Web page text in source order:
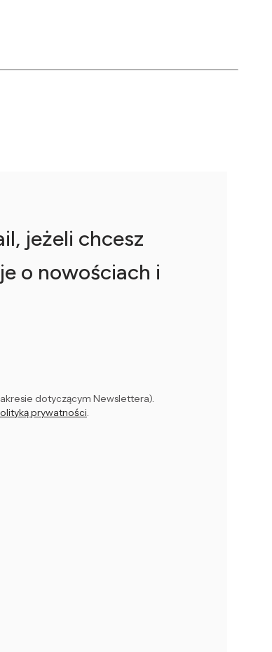
jeżeli chcesz
o nowościach i
dotyczącym Newslettera).
prywatności.